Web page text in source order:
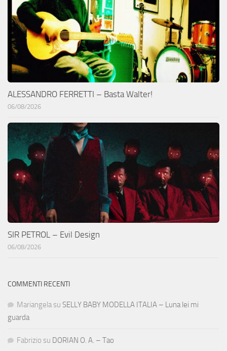
ALESSANDRO FERRETTI – Basta Walter!
06/08/2026
SIR PETROL – Evil Design
06/08/2026
COMMENTI RECENTI
Mariangela su SELLY BABY MODELLA ITALIA – Luna lei mi
guarda
Fabrizio su DORIAN O. A. – Tao